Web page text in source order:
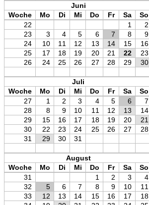
Juni
Woche
Mo Di Mi Do Fr Sa
So
22
1
2
23
3 4 5 6 7 8
9
24
10 11 12 13 14 15
16
25
17 18 19 20 21 22
23
26
24 25 26 27 28 29 30
Juli
Woche
Mo Di Mi Do Fr Sa
So
27
1 2 3 4 5 6
7
28
8 9 10 11 12 13
14
29
15 16 17 18 19 20
21
30
22 23 24 25 26 27
28
31
29 30 31
August
Woche
Mo Di Mi Do Fr Sa
So
31
1 2 3
4
32
5 6 7 8 9 10
11
33
12 13 14 15 16 17
18